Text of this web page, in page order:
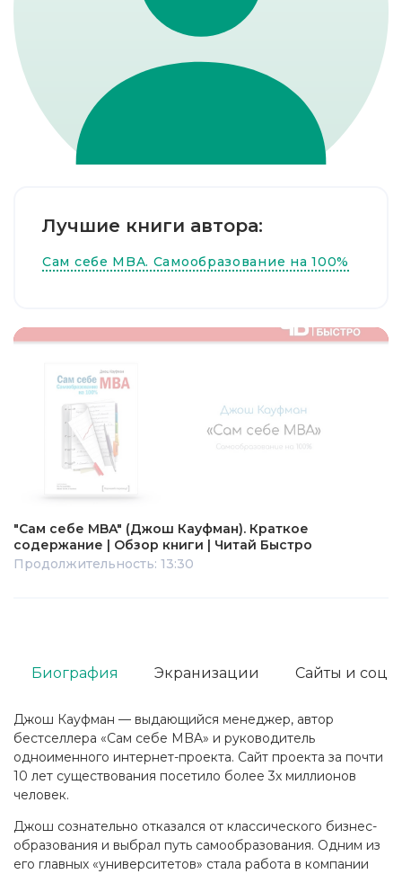
Лучшие книги автора:
Сам себе MBA. Самообразование на 100%
"Сам себе MBA" (Джош Кауфман). Краткое
содержание | Обзор книги | Читай Быстро
Продолжительность: 13:30
Джош Кауфман — выдающийся менеджер, автор
бестселлера «Сам себе MBA» и руководитель
одноименного интернет-проекта. Сайт проекта за почти
10 лет существования посетило более 3х миллионов
человек.
Джош сознательно отказался от классического бизнес-
образования и выбрал путь самообразования. Одним из
его главных «университетов» стала работа в компании
Биография Экранизации Сайты и соц.